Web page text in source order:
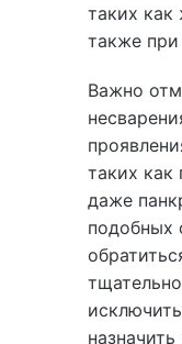
таких
также при
Важно
таких как
даже
подобных